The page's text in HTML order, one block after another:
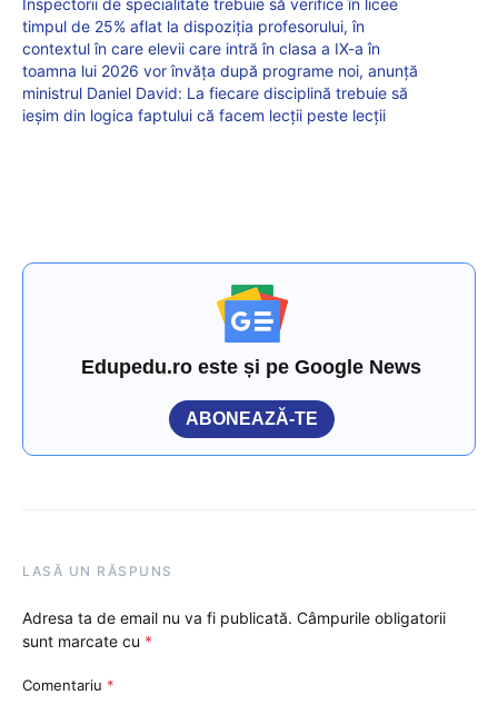
Inspectorii de specialitate trebuie să verifice în licee
timpul de 25% aflat la dispoziția profesorului, în
contextul în care elevii care intră în clasa a IX-a în
toamna lui 2026 vor învăța după programe noi, anunță
ministrul Daniel David: La fiecare disciplină trebuie să
ieșim din logica faptului că facem lecții peste lecții
Edupedu.ro este și pe Google News
ABONEAZĂ-TE
LASĂ UN RĂSPUNS
Adresa ta de email nu va fi publicată. Câmpurile obligatorii
sunt marcate cu *
Comentariu *